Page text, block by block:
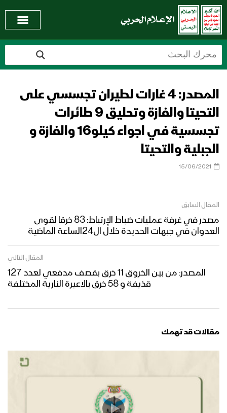
المصدر: 4 غارات لطيران تجسسي على
التحيتا والفازة وتحليق 9 طائرات
تجسسية في اجواء كيلو16 والفازة و
الجبلية والتحيتا
15/06/2021
المقال السابق
مصدر في غرفة عمليات ضباط الإرتباط: 83 خرقا لقوى
العدوان في جبهات الحديدة خلال ال24الساعة الماضية
المقال التالي
المصدر: من بين الخروق 11 خرق بقصف مدفعي لعدد 127
قذيفة و 58 خرق بالاعيرة النارية المختلفة
مقالات قد تهمك